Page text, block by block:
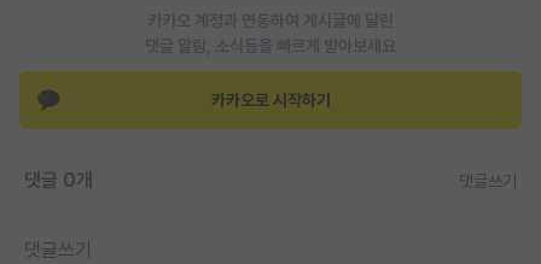
카카오 계정과 연동하여 게시글에 달린
댓글 알람, 소식등을 빠르게 받아보세요
카카오로 시작하기
댓글 0개 댓글쓰기
댓글쓰기